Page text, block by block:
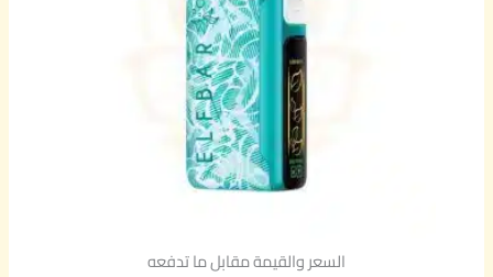
السعر والقيمة مقابل ما تدفعه